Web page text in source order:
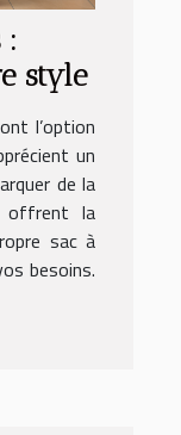
:
style
l’option
un
de la
offrent la
sac à
besoins.